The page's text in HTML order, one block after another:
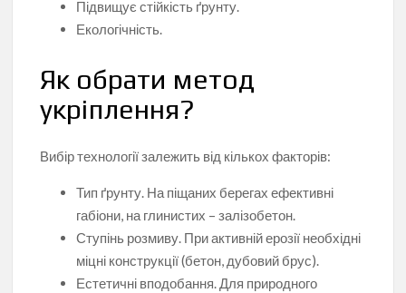
Підвищує стійкість ґрунту.
Екологічність.
Як обрати метод
укріплення?
Вибір технології залежить від кількох факторів:
Тип ґрунту. На піщаних берегах ефективні
габіони, на глинистих – залізобетон.
Ступінь розмиву. При активній ерозії необхідні
міцні конструкції (бетон, дубовий брус).
Естетичні вподобання. Для природного